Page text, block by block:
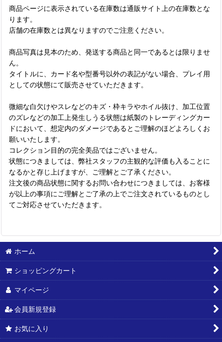
商品ページに表示されている在庫数は通販サイト上の在庫数とな
ります。
店舗の在庫数とは異なりますのでご注意ください。
商品写真は見本のため、発送する商品と同一であるとは限りませ
ん。
タイトルに、カード名や型番号以外の表記がない場合、プレイ用
としての状態にて販売させていただきます。
微細な白欠けやスレなどのキズ・枠キラやホイル抜け、加工位置
のズレなどの加工上発生しうる状態は紙製のトレーディングカー
ドにおいて、想定内のダメージであるとご理解のほどよろしくお
願いいたします。
コレクション目的の完全美品ではございません。
状態につきましては、弊社スタッフの主観的な評価も入ることに
なるかと存じ上げますが、ご理解とご了承ください。
注文後の商品状態に関するお問い合わせにつきましては、お客様
が以上の事項にご理解とご了承の上でご注文されているものとし
てご対応させていただきます。
ホーム
ショッピングカート
マイページ
会員新規登録
お気に入り